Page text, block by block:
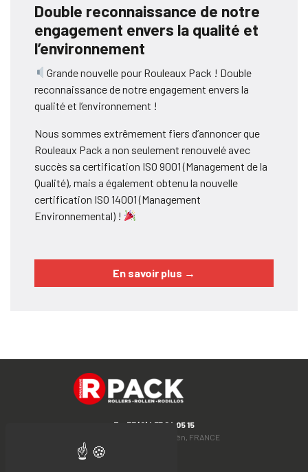
Double reconnaissance de notre
engagement envers la qualité et
l’environnement
Grande nouvelle pour Rouleaux Pack ! Double
reconnaissance de notre engagement envers la
qualité et l’environnement !
Nous sommes extrêmement fiers d’annoncer que
Rouleaux Pack a non seulement renouvelé avec
succès sa certification ISO 9001 (Management de la
Qualité), mais a également obtenu la nouvelle
certification ISO 14001 (Management
Environnemental) !
En savoir plus →
T. +33 (0)4 77 24 05 15
Rue du Moulin, 42130 Boën, FRANCE